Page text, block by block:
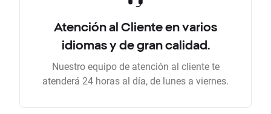
Atención al Cliente en varios
idiomas y de gran calidad.
Nuestro equipo de atención al cliente te
atenderá 24 horas al día, de lunes a viernes.